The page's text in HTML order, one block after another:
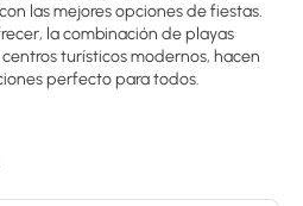
las mejores opciones de fiestas.
la combinación de playas
turísticos modernos, hacen
perfecto para todos.